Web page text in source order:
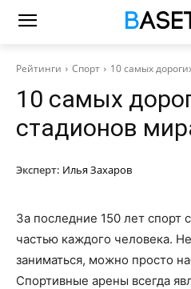
Рейтинги Спорт 10 самых
10 самых
стадионов
Эксперт: Илья Захаров
За последние 150 лет спорт
частью каждого человека.
заниматься, можно просто
Спортивные арены всегда